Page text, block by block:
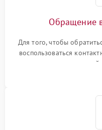
Обращение
Для того, чтобы
воспользоваться
или оставить